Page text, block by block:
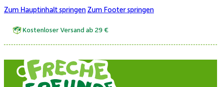
Zum Hauptinhalt springen Zum Footer springen
Kostenloser Versand ab 29 €